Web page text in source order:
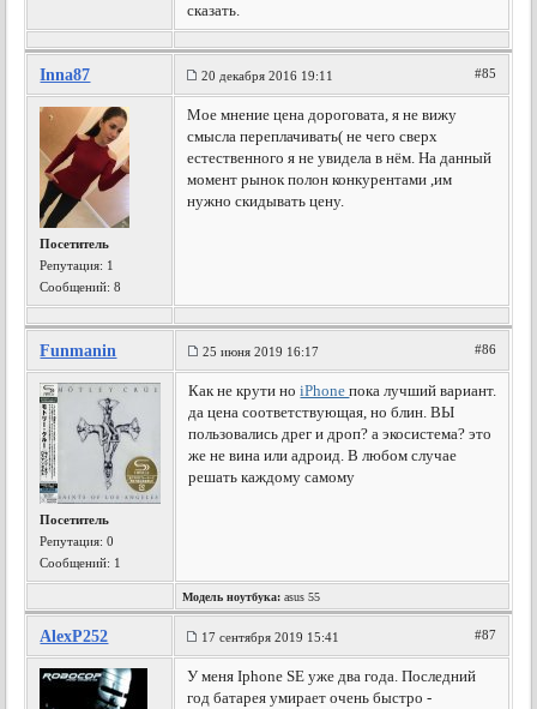
сказать.
Inna87 20 декабря 2016 19:11 #85
Посетитель
Репутация: 1
Сообщений: 8
Мое мнение цена дороговата, я не вижу
смысла переплачивать( не чего сверх
естественного я не увидела в нём. На данный
момент рынок полон конкурентами ,им
нужно скидывать цену.
Funmanin 25 июня 2019 16:17 #86
Посетитель
Репутация:0
Сообщений: 1
Как не крути ноiPhoneпока лучший вариант.
да цена соответствующая, но блин. ВЫ
пользовались дрег и дроп? а экосистема? это
же не вина или адроид. В любом случае
решать каждому самому
Модель ноутбука: asus 55
AlexP252 17 сентября 2019 15:41 #87
У меня Iphone SE уже два года. Последний
год батарея умирает очень быстро -